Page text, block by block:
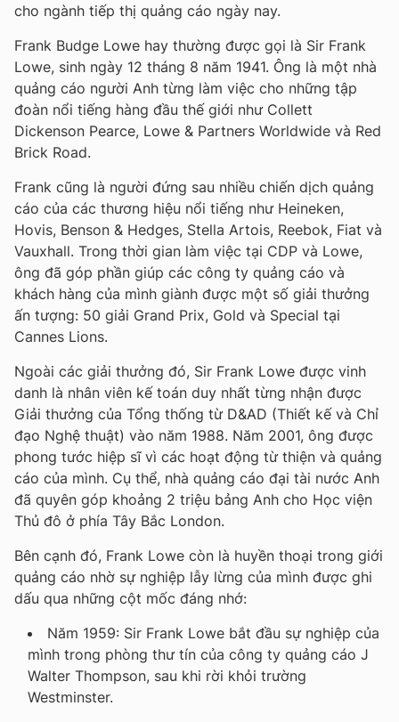
cho ngành tiếp thị quảng cáo ngày nay.
Frank Budge Lowe hay thường được gọi là Sir Frank
Lowe, sinh ngày 12 tháng 8 năm 1941. Ông là một nhà
quảng cáo người Anh từng làm việc cho những tập
đoàn nổi tiếng hàng đầu thế giới như Collett
Dickenson Pearce, Lowe & Partners Worldwide và Red
Brick Road.
Frank cũng là người đứng sau nhiều chiến dịch quảng
cáo của các thương hiệu nổi tiếng như Heineken,
Hovis, Benson & Hedges, Stella Artois, Reebok, Fiat và
Vauxhall. Trong thời gian làm việc tại CDP và Lowe,
ông đã góp phần giúp các công ty quảng cáo và
khách hàng của mình giành được một số giải thưởng
ấn tượng: 50 giải Grand Prix, Gold và Special tại
Cannes Lions.
Ngoài các giải thưởng đó, Sir Frank Lowe được vinh
danh là nhân viên kế toán duy nhất từng nhận được
Giải thưởng của Tổng thống từ D&AD (Thiết kế và Chỉ
đạo Nghệ thuật) vào năm 1988. Năm 2001, ông được
phong tước hiệp sĩ vì các hoạt động từ thiện và quảng
cáo của mình. Cụ thể, nhà quảng cáo đại tài nước Anh
đã quyên góp khoảng 2 triệu bảng Anh cho Học viện
Thủ đô ở phía Tây Bắc London.
Bên cạnh đó, Frank Lowe còn là huyền thoại trong giới
quảng cáo nhờ sự nghiệp lẫy lừng của mình được ghi
dấu qua những cột mốc đáng nhớ:
Năm 1959: Sir Frank Lowe bắt đầu sự nghiệp của
mình trong phòng thư tín của công ty quảng cáo J
Walter Thompson, sau khi rời khỏi trường
Westminster.